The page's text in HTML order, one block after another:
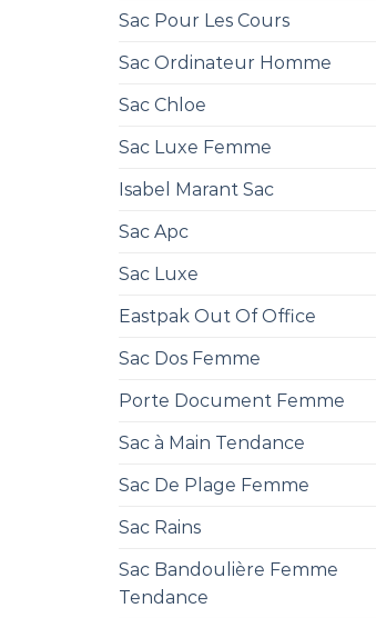
Sac Pour Les Cours
Sac Ordinateur Homme
Sac Chloe
Sac Luxe Femme
Isabel Marant Sac
Sac Apc
Sac Luxe
Eastpak Out Of Office
Sac Dos Femme
Porte Document Femme
Sac à Main Tendance
Sac De Plage Femme
Sac Rains
Sac Bandoulière Femme
Tendance